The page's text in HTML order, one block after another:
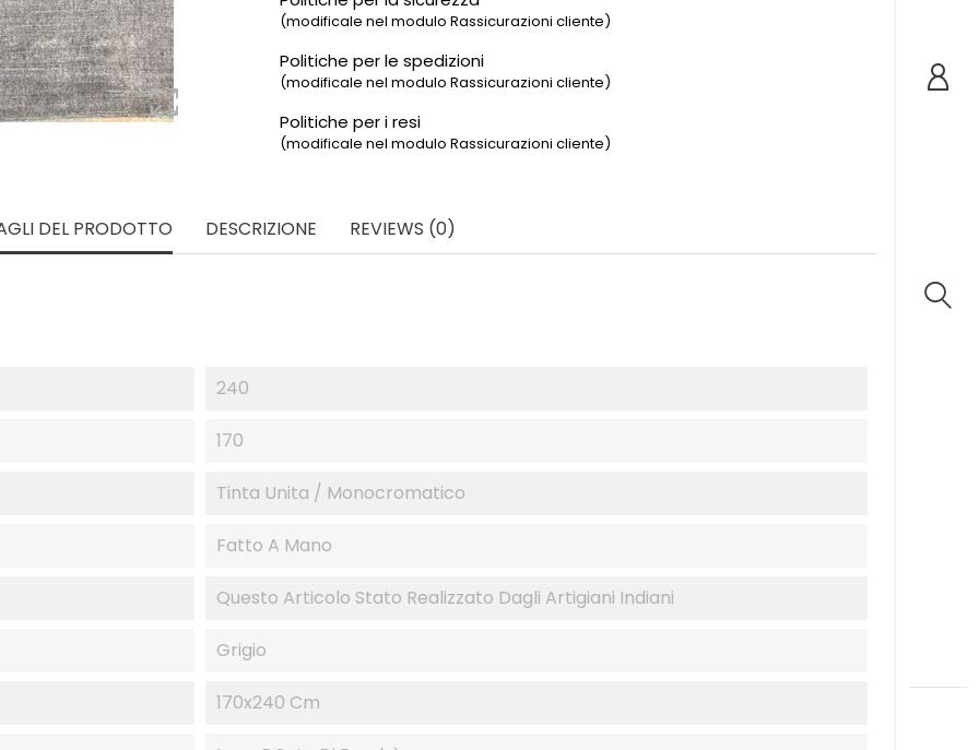
(modificale nel modulo Rassicurazioni cliente)
Politiche per le spedizioni
(modificale nel modulo Rassicurazioni cliente)
Politiche per i resi
(modificale nel modulo Rassicurazioni cliente)
DEL PRODOTTO DESCRIZIONE REVIEWS (0)
240
170
Tinta Unita / Monocromatico
Fatto A Mano
Questo Articolo Stato Realizzato Dagli Artigiani Indiani
Grigio
170x240 Cm